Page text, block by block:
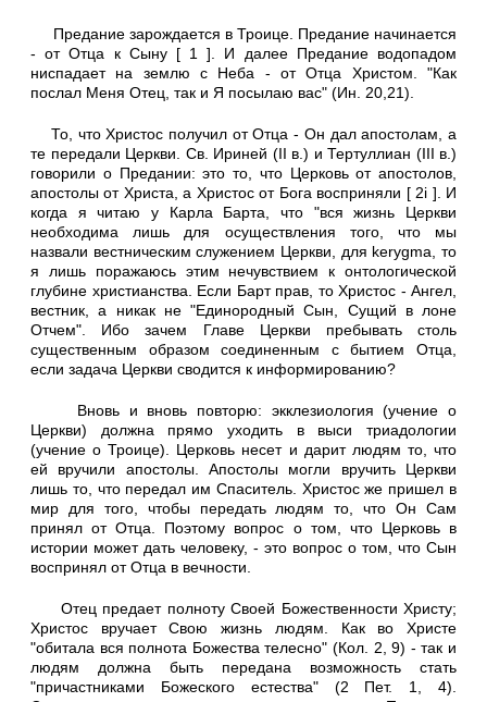
Предание зарождается в Троице. Предание начинается
- от Отца к Сыну [ 1 ]. И далее Предание водопадом
ниспадает на землю с Неба - от Отца Христом. "Как
послал Меня Отец, так и Я посылаю вас" (Ин. 20,21).
То, что Христос получил от Отца - Он дал апостолам, а
те передали Церкви. Св. Ириней (II в.) и Тертуллиан (III в.)
говорили о Предании: это то, что Церковь от апостолов,
апостолы от Христа, а Христос от Бога восприняли [ 2i ]. И
когда я читаю у Карла Барта, что "вся жизнь Церкви
необходима лишь для осуществления того, что мы
назвали вестническим служением Церкви, для kerygma, то
я лишь поражаюсь этим нечувствием к онтологической
глубине христианства. Если Барт прав, то Христос - Ангел,
вестник, а никак не "Единородный Сын, Сущий в лоне
Отчем". Ибо зачем Главе Церкви пребывать столь
существенным образом соединенным с бытием Отца,
если задача Церкви сводится к информированию?
Вновь и вновь повторю: экклезиология (учение о
Церкви) должна прямо уходить в выси триадологии
(учение о Троице). Церковь несет и дарит людям то, что
ей вручили апостолы. Апостолы могли вручить Церкви
лишь то, что передал им Спаситель. Христос же пришел в
мир для того, чтобы передать людям то, что Он Сам
принял от Отца. Поэтому вопрос о том, что Церковь в
истории может дать человеку, - это вопрос о том, что Сын
воспринял от Отца в вечности.
Отец предает полноту Своей Божественности Христу;
Христос вручает Свою жизнь людям. Как во Христе
"обитала вся полнота Божества телесно" (Кол. 2, 9) - так и
людям должна быть передана возможность стать
"причастниками Божеского естества" (2 Пет. 1, 4).